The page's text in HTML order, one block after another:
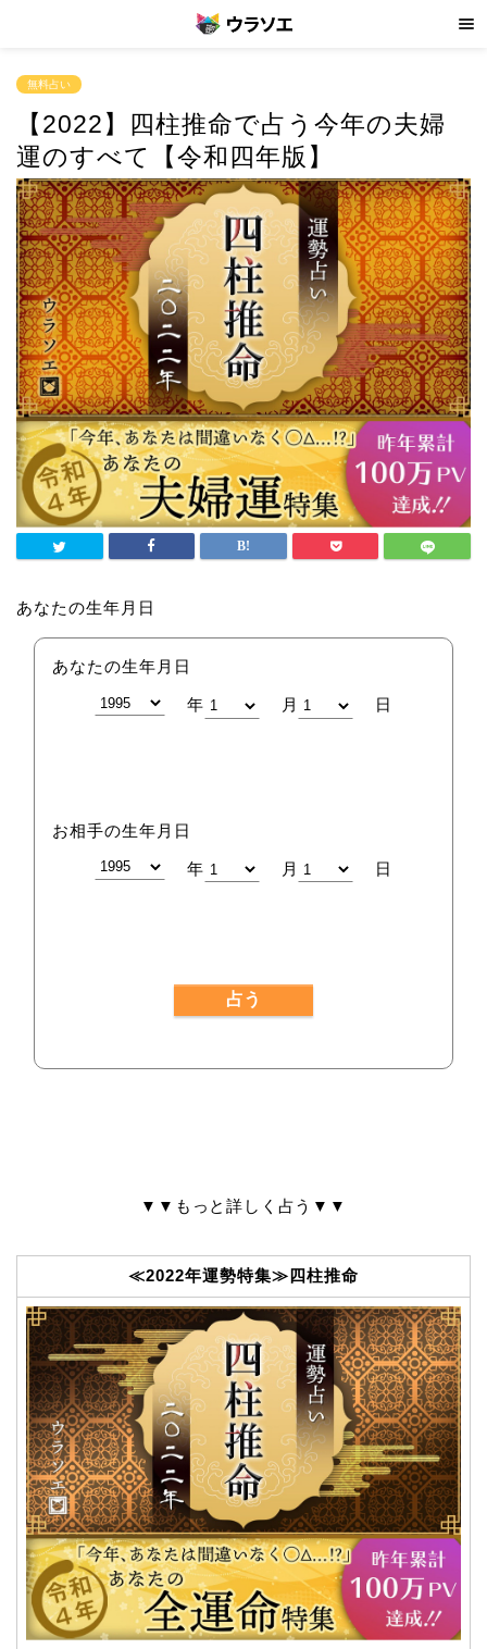
無料占い
【2022】四柱推命で占う今年の夫婦
運のすべて【令和四年版】
あなたの生年月日
あなたの生年月日
年 月 日
お相手の生年月日
年 月 日
▼▼もっと詳しく占う▼▼
≪2022年運勢特集≫四柱推命